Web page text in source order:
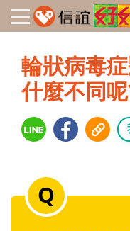
輪狀病毒
什麼不同